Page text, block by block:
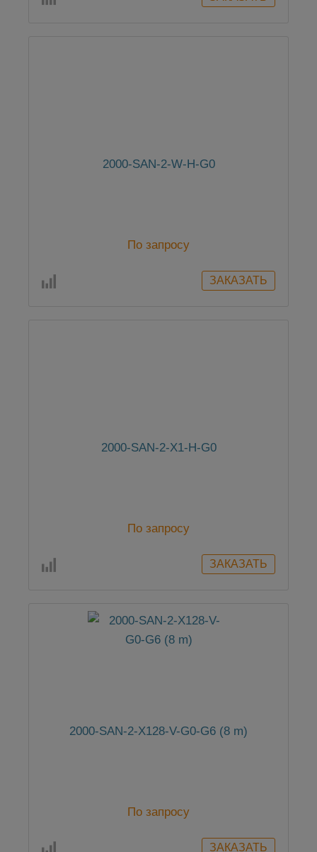
2000-SAN-2-W-H-G0
По запросу
2000-SAN-2-X1-H-G0
По запросу
2000-SAN-2-X128-V-G0-G6 (8 m)
По запросу